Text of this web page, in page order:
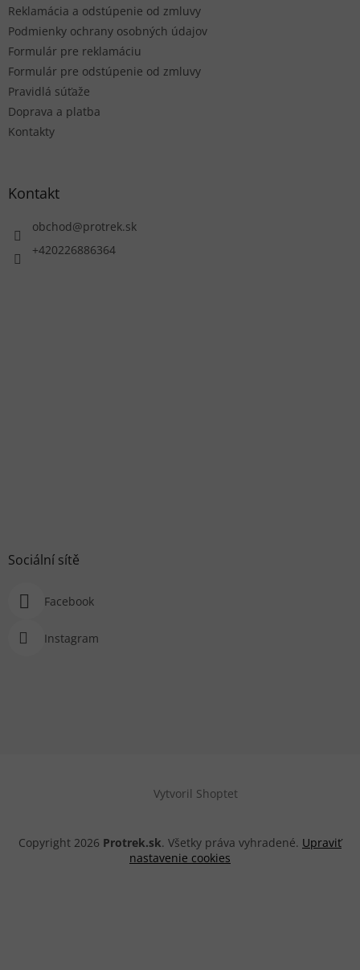
Reklamácia a odstúpenie od zmluvy
Podmienky ochrany osobných údajov
Formulár pre reklamáciu
Formulár pre odstúpenie od zmluvy
Pravidlá súťaže
Doprava a platba
Kontakty
Kontakt
obchod@protrek.sk
+420226886364
Sociální sítě
Facebook
Instagram
Vytvoril Shoptet
Copyright 2026 Protrek.sk. Všetky práva vyhradené. Upraviť
nastavenie cookies